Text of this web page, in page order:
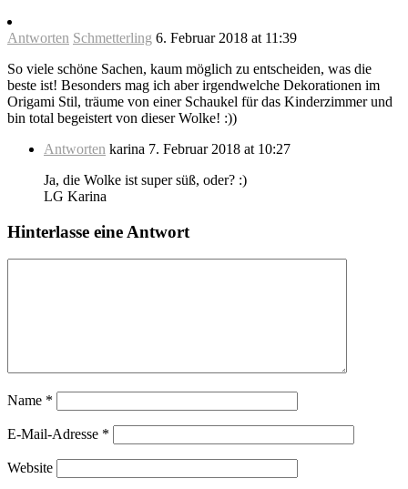
Antworten Schmetterling 6. Februar 2018 at 11:39
So viele schöne Sachen, kaum möglich zu entscheiden, was die
beste ist! Besonders mag ich aber irgendwelche Dekorationen im
Origami Stil, träume von einer Schaukel für das Kinderzimmer und
bin total begeistert von dieser Wolke! :))
Antworten karina 7. Februar 2018 at 10:27
Ja, die Wolke ist super süß, oder? :)
LG Karina
Hinterlasse eine Antwort
Name *
E-Mail-Adresse *
Website